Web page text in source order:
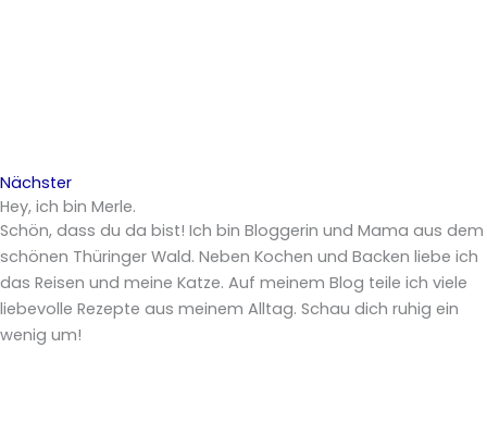
Nächster
Hey, ich bin Merle.
Schön, dass du da bist! Ich bin Bloggerin und Mama aus dem
schönen Thüringer Wald. Neben Kochen und Backen liebe ich
das Reisen und meine Katze. Auf meinem Blog teile ich viele
liebevolle Rezepte aus meinem Alltag. Schau dich ruhig ein
wenig um!